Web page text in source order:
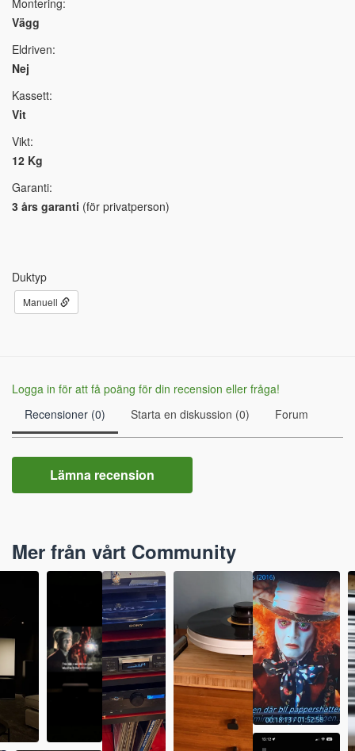
Montering:
Vägg
Eldriven:
Nej
Kassett:
Vit
Vikt:
12 Kg
Garanti:
3 års garanti (för privatperson)
Duktyp
Manuell
Logga in för att få poäng för din recension eller fråga!
Recensioner (0)
Starta en diskussion (0) Forum
Lämna recension
Mer från vårt Community